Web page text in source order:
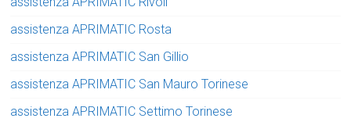
assistenza APRIMATIC Rosta
assistenza APRIMATIC San Gillio
assistenza APRIMATIC San Mauro Torinese
assistenza APRIMATIC Settimo Torinese